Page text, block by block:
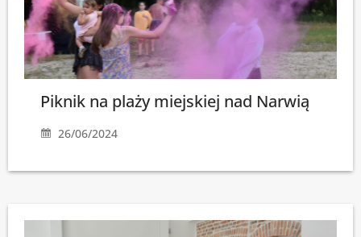
Piknik na plaży miejskiej nad Narwią
26/06/2024